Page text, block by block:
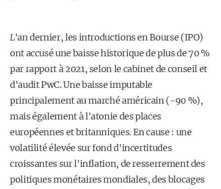
L'an dernier, les introductions en Bourse (IPO)
ont accusé une baisse historique de plus de 70 %
par rapport à 2021, selon le cabinet de conseil et
d'audit PwC. Une baisse imputable
principalement au marché américain (-90 %),
mais également à l'atonie des places
européennes et britanniques. En cause : une
volatilité élevée sur fond d'incertitudes
croissantes sur l'inflation, de resserrement des
politiques monétaires mondiales, des blocages